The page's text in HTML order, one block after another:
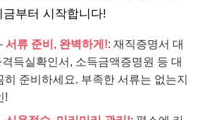
부터 시작합니다!
서류 준비, 완벽하게!: 재직증명서 대
득실확인서, 소득금액증명원 등 대
히 준비하세요. 부족한 서류는 없는지
!